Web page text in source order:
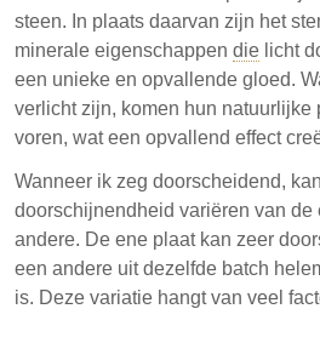
steen. In plaats daarvan zijn het
minerale eigenschappen die licht
een unieke en opvallende gloed.
verlicht zijn, komen hun natuurlijke
voren, wat een opvallend effect
Wanneer ik zeg doorscheidend,
doorschijnendheid variëren van de
andere. De ene plaat kan zeer
een andere uit dezelfde batch
is. Deze variatie hangt van veel